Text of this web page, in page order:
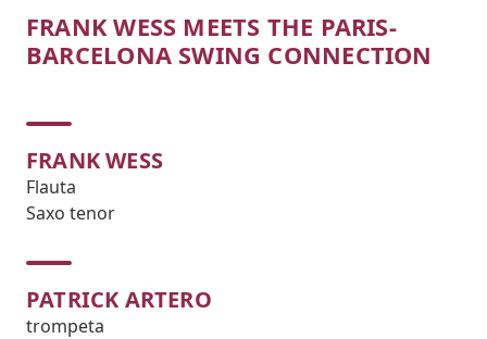
FRANK WESS MEETS THE PARIS-
BARCELONA SWING CONNECTION
FRANK WESS
Flauta
Saxo tenor
PATRICK ARTERO
trompeta